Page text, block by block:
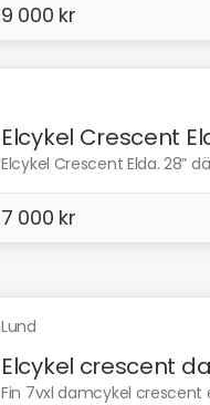
9 000 kr
Elcykel Crescent
Elcykel Crescent Elda. 28”
7 000 kr
Lund
Elcykel crescent
Fin 7vxl damcykel crescent